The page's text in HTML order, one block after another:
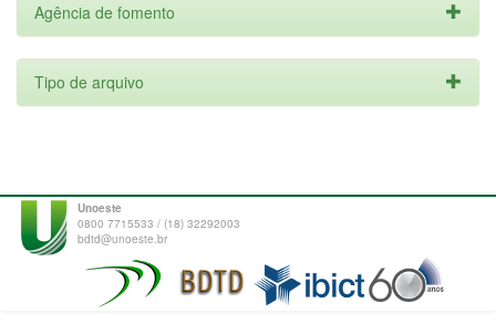
Agência de fomento
Tipo de arquivo
Unoeste
0800 7715533 / (18) 32292003
bdtd@unoeste.br